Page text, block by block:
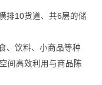
排10货道、共6层的储
、饮料、小商品等种
间高效利用与商品陈